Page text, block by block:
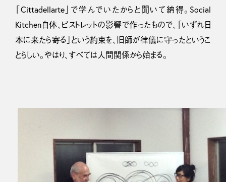
「Cittadellarte」で学んでいたからと聞いて納得。Social
Kitchen自体、ピストレットの影響で作ったもので、「いずれ日
本に来たら寄る」という約束を、旧師が律儀に守ったというこ
とらしい。やはり、すべては人間関係から始まる。